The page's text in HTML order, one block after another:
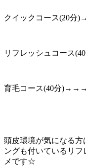
クイックコース(20分
リフレッシュコース
育毛コース(40分
頭皮環境が気になる
ングも付いているリ
メです☆